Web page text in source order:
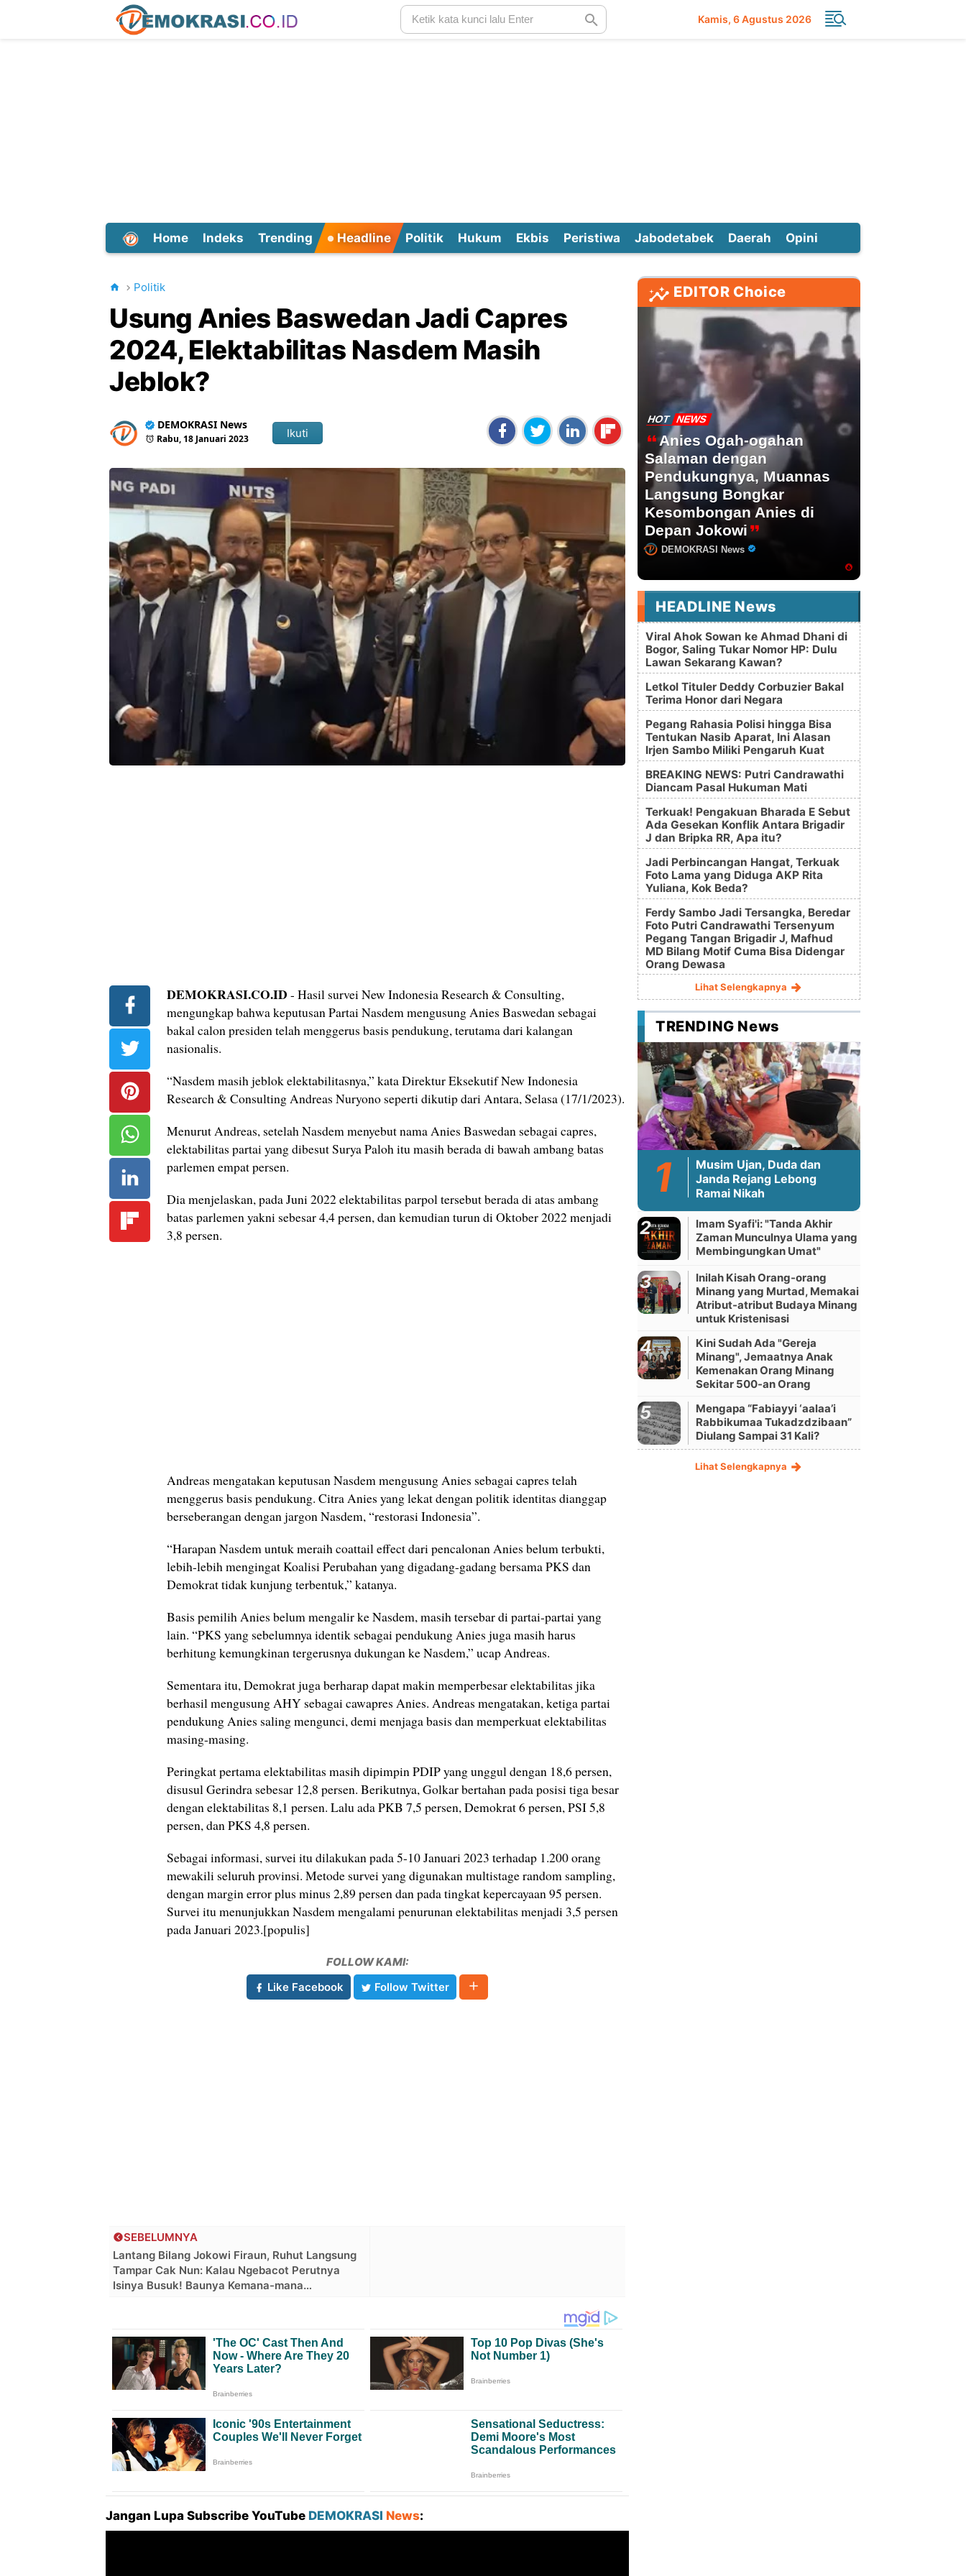
Kamis 6 Agustus 2026
Home Indeks Trending Headline Politik Hukum Ekbis Peristiwa Jabodetabek Daerah Opini
Politik
Usung Anies Baswedan Jadi Capres
2024, Elektabilitas Nasdem Masih
Jeblok?
DEMOKRASI News
Rabu, 18 Januari 2023 Ikuti
DEMOKRASI.CO.ID - Hasil survei New Indonesia Research & Consulting,
mengungkap bahwa keputusan Partai Nasdem mengusung Anies Baswedan sebagai
bakal calon presiden telah menggerus basis pendukung, terutama dari kalangan
nasionalis.
“Nasdem masih jeblok elektabilitasnya,” kata Direktur Eksekutif New Indonesia
Research & Consulting Andreas Nuryono seperti dikutip dari Antara, Selasa (17/1/2023).
Menurut Andreas, setelah Nasdem menyebut nama Anies Baswedan sebagai capres,
elektabilitas partai yang dibesut Surya Paloh itu masih berada di bawah ambang batas
parlemen empat persen.
Dia menjelaskan, pada Juni 2022 elektabilitas parpol tersebut berada di atas ambang
batas parlemen yakni sebesar 4,4 persen, dan kemudian turun di Oktober 2022 menjadi
3,8 persen.
Andreas mengatakan keputusan Nasdem mengusung Anies sebagai capres telah
menggerus basis pendukung. Citra Anies yang lekat dengan politik identitas dianggap
berseberangan dengan jargon Nasdem, “restorasi Indonesia”.
“Harapan Nasdem untuk meraih coattail effect dari pencalonan Anies belum terbukti,
lebih-lebih mengingat Koalisi Perubahan yang digadang-gadang bersama PKS dan
Demokrat tidak kunjung terbentuk,” katanya.
Basis pemilih Anies belum mengalir ke Nasdem, masih tersebar di partai-partai yang
lain. “PKS yang sebelumnya identik sebagai pendukung Anies juga masih harus
berhitung kemungkinan tergerusnya dukungan ke Nasdem,” ucap Andreas.
Sementara itu, Demokrat juga berharap dapat makin memperbesar elektabilitas jika
berhasil mengusung AHY sebagai cawapres Anies. Andreas mengatakan, ketiga partai
pendukung Anies saling mengunci, demi menjaga basis dan memperkuat elektabilitas
masing-masing.
Peringkat pertama elektabilitas masih dipimpin PDIP yang unggul dengan 18,6 persen,
disusul Gerindra sebesar 12,8 persen. Berikutnya, Golkar bertahan pada posisi tiga besar
dengan elektabilitas 8,1 persen. Lalu ada PKB 7,5 persen, Demokrat 6 persen, PSI 5,8
persen, dan PKS 4,8 persen.
Sebagai informasi, survei itu dilakukan pada 5-10 Januari 2023 terhadap 1.200 orang
mewakili seluruh provinsi. Metode survei yang digunakan multistage random sampling,
dengan margin error plus minus 2,89 persen dan pada tingkat kepercayaan 95 persen.
Survei itu menunjukkan Nasdem mengalami penurunan elektabilitas menjadi 3,5 persen
pada Januari 2023.[populis]
FOLLOW KAMI:
Like Facebook
Follow Twitter
SEBELUMNYA
Lantang Bilang Jokowi Firaun, Ruhut Langsung
Tampar Cak Nun: Kalau Ngebacot Perutnya
Isinya Busuk! Baunya Kemana-mana…
Jangan Lupa Subscribe YouTube DEMOKRASI News:
EDITOR Choice
HOT NEWS
Anies Ogah-ogahan
Salaman dengan
Pendukungnya, Muannas
Langsung Bongkar
Kesombongan Anies di
Depan Jokowi
DEMOKRASI News
HEADLINE News
Viral Ahok Sowan ke Ahmad Dhani di
Bogor, Saling Tukar Nomor HP: Dulu
Lawan Sekarang Kawan?
Letkol Tituler Deddy Corbuzier Bakal
Terima Honor dari Negara
Pegang Rahasia Polisi hingga Bisa
Tentukan Nasib Aparat, Ini Alasan
Irjen Sambo Miliki Pengaruh Kuat
BREAKING NEWS: Putri Candrawathi
Diancam Pasal Hukuman Mati
Terkuak! Pengakuan Bharada E Sebut
Ada Gesekan Konflik Antara Brigadir
J dan Bripka RR, Apa itu?
Jadi Perbincangan Hangat, Terkuak
Foto Lama yang Diduga AKP Rita
Yuliana, Kok Beda?
Ferdy Sambo Jadi Tersangka, Beredar
Foto Putri Candrawathi Tersenyum
Pegang Tangan Brigadir J, Mafhud
MD Bilang Motif Cuma Bisa Didengar
Orang Dewasa
Lihat Selengkapnya
TRENDING News
Musim Ujan, Duda dan
Janda Rejang Lebong
Ramai Nikah
Imam Syafi'i: "Tanda Akhir
Zaman Munculnya Ulama yang
Membingungkan Umat"
Inilah Kisah Orang-orang
Minang yang Murtad, Memakai
Atribut-atribut Budaya Minang
untuk Kristenisasi
Kini Sudah Ada "Gereja
Minang", Jemaatnya Anak
Kemenakan Orang Minang
Sekitar 500-an Orang
Mengapa “Fabiayyi ‘aalaa’i
Rabbikumaa Tukadzdzibaan”
Diulang Sampai 31 Kali?
Lihat Selengkapnya